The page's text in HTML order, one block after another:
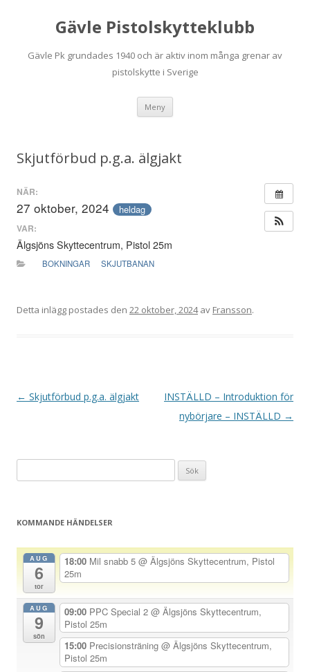
Gävle Pistolskytteklubb
Gävle Pk grundades 1940 och är aktiv inom många grenar av
pistolskytte i Sverige
Meny
Skjutförbud p.g.a. älgjakt
NÄR:
27 oktober, 2024 heldag
VAR:
Älgsjöns Skyttecentrum, Pistol 25m
BOKNINGAR SKJUTBANAN
Detta inlägg postades den 22 oktober, 2024av Fransson.
I
a
← Skjutförbud p.g.a. älgjakt
INSTÄLLD – Introduktion för
nybörjare – INSTÄLLD →
efter:
KOMMANDE HÄNDELSER
AUG
6
tor
18:00 Mil snabb 5 @ Älgsjöns Skyttecentrum, Pistol
25m
AUG
9
sön
09:00 PPC Special 2 @ Älgsjöns Skyttecentrum,
Pistol 25m
15:00 Precisionsträning @ Älgsjöns Skyttecentrum,
Pistol 25m